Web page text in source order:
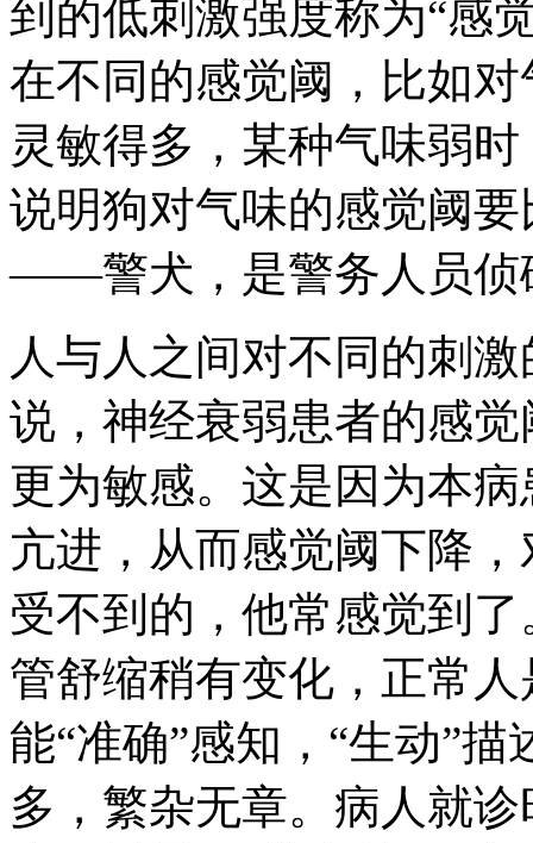
到的低刺激强度称为“感
在不同的感觉阈，比如
灵敏得多，某种气味弱
说明狗对气味的感觉阈
——警犬，是警务人员侦
人与人之间对不同的刺
说，神经衰弱患者的感
更为敏感。这是因为本
亢进，从而感觉阈下降
受不到的，他常感觉到
管舒缩稍有变化，正常
能“准确”感知，“生动”
多，繁杂无章。病人就